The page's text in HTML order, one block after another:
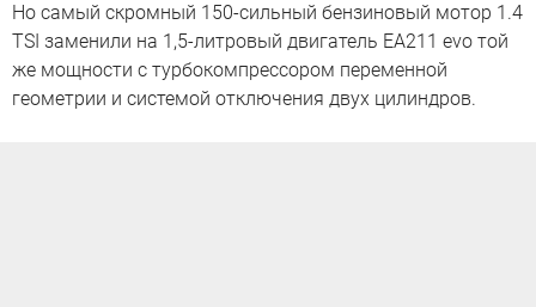
Но самый скромный 150-сильный бензиновый мотор 1.4
TSI заменили на 1,5-литровый двигатель EA211 evo той
же мощности с турбокомпрессором переменной
геометрии и системой отключения двух цилиндров.